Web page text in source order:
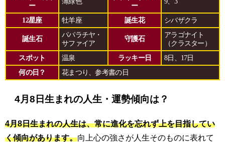
ー
ー
12星座 牡羊座 誕生花 シバザクラ
誕生石
パパラチヤ・
サファイア
守護石
アラゴナイト
（クラスター）
スポット
温泉 ラッキー日
8日、17日
何の日？
花まつり、参考書の日
4月8日生まれの人生・運勢傾向は？
4月8日生まれの人生は、常に進化を忘れず上を目指してい
く傾向があります。向上心の強さが人生そのものに表れて